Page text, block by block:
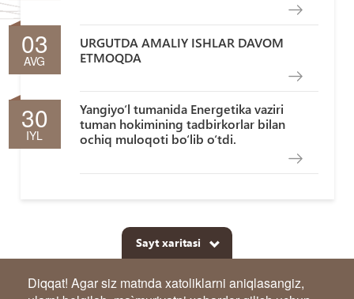
03
AVG
URGUTDA AMALIY ISHLAR DAVOM
ETMOQDA
30
IYL
Yangiyo‘l tumanida Energetika vaziri
tuman hokimining tadbirkorlar bilan
ochiq muloqoti bo‘lib o‘tdi.
Sayt xaritasi
Diqqat! Agar siz matnda xatoliklarni aniqlasangiz,